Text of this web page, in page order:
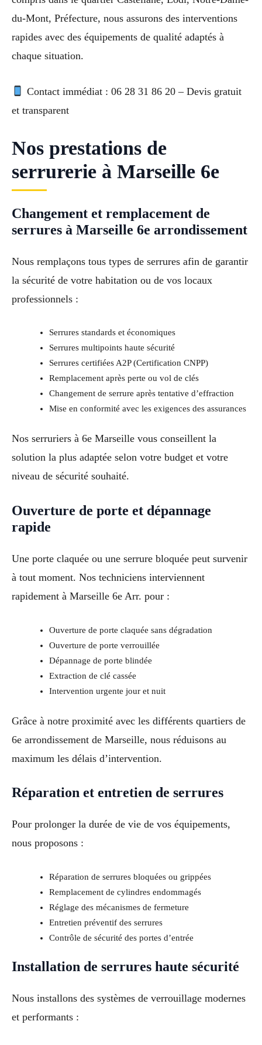
du-Mont, Préfecture, nous assurons des interventions
rapides avec des équipements de qualité adaptés à
chaque situation.
Contact immédiat : 06 28 31 86 20 – Devis gratuit
et transparent
Nos prestations de
serrurerie à Marseille 6e
Changement et remplacement de
serrures à Marseille 6e arrondissement
Nous remplaçons tous types de serrures afin de garantir
la sécurité de votre habitation ou de vos locaux
professionnels :
Serrures standards et économiques
Serrures multipoints haute sécurité
Serrures certifiées A2P (Certification CNPP)
Remplacement après perte ou vol de clés
Changement de serrure après tentative d’effraction
Mise en conformité avec les exigences des assurances
Nos serruriers à 6e Marseille vous conseillent la
solution la plus adaptée selon votre budget et votre
niveau de sécurité souhaité.
Ouverture de porte et dépannage
rapide
Une porte claquée ou une serrure bloquée peut survenir
à tout moment. Nos techniciens interviennent
rapidement à Marseille 6e Arr. pour :
Ouverture de porte claquée sans dégradation
Ouverture de porte verrouillée
Dépannage de porte blindée
Extraction de clé cassée
Intervention urgente jour et nuit
Grâce à notre proximité avec les différents quartiers de
6e arrondissement de Marseille, nous réduisons au
maximum les délais d’intervention.
Réparation et entretien de serrures
Pour prolonger la durée de vie de vos équipements,
nous proposons :
Réparation de serrures bloquées ou grippées
Remplacement de cylindres endommagés
Réglage des mécanismes de fermeture
Entretien préventif des serrures
Contrôle de sécurité des portes d’entrée
Installation de serrures haute sécurité
Nous installons des systèmes de verrouillage modernes
et performants :